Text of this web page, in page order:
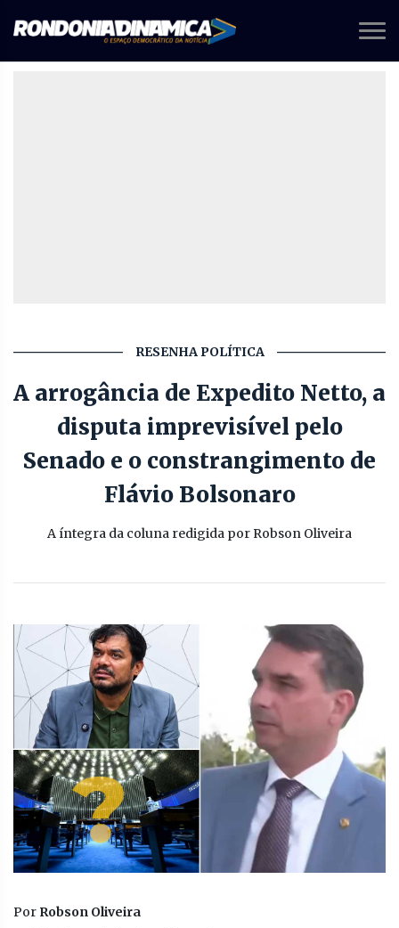
RESENHA POLÍTICA
A arrogância de Expedito Netto, a
disputa imprevisível pelo
Senado e o constrangimento de
Flávio Bolsonaro
A íntegra da coluna redigida por Robson Oliveira
Por Robson Oliveira